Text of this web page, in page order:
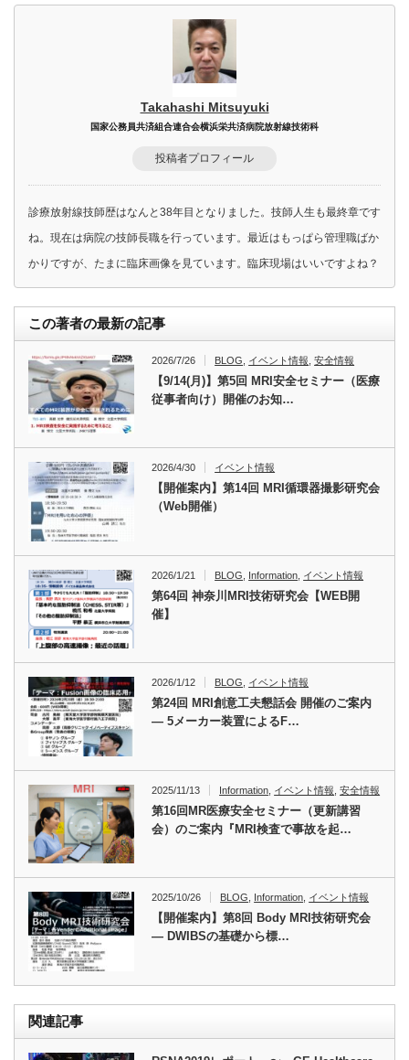
Takahashi Mitsuyuki
国家公務員共済組合連合会横浜栄共済病院放射線技術科
投稿者プロフィール
診療放射線技師歴はなんと38年目となりました。技師人生も最終章です
ね。現在は病院の技師長職を行っています。最近はもっぱら管理職ばか
かりですが、たまに臨床画像を見ています。臨床現場はいいですよね？
この著者の最新の記事
2026/7/26 BLOG イベント情報 ,安全情報
【9/14(月)】第5回 MRI安全セミナー（医療
従事者向け）開催のお知…
2026/4/30 イベント情報
【開催案内】第14回 MRI循環器撮影研究会
（Web開催）
2026/1/21 BLOG Information イベント情報
第64回 神奈川MRI技術研究会【WEB開
催】
2026/1/12 BLOG イベント情報
第24回 MRI創意工夫懇話会 開催のご案内
― 5メーカー装置によるF…
2025/11/13 Information イベント情報 ,安全情報
第16回MR医療安全セミナー（更新講習
会）のご案内『MRI検査で事故を起…
2025/10/26 BLOG Information イベント情報
【開催案内】第8回 Body MRI技術研究会
― DWIBSの基礎から標…
関連記事